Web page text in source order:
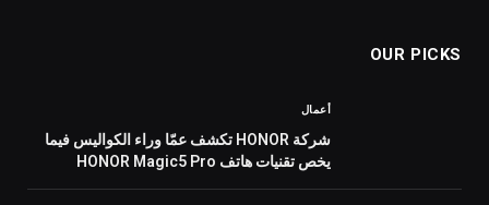
OUR PICKS
أعمال
شركة HONOR تكشف عمّا وراء الكواليس فيما
يخص تقنيات هاتف HONOR Magic5 Pro